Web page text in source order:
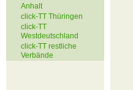
Anhalt
click-TT Thüringen
click-TT
Westdeutschland
click-TT restliche
Verbände